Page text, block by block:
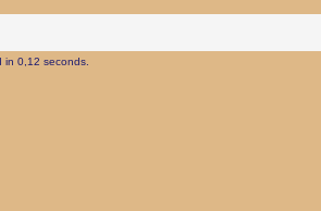
in 0,12 seconds.